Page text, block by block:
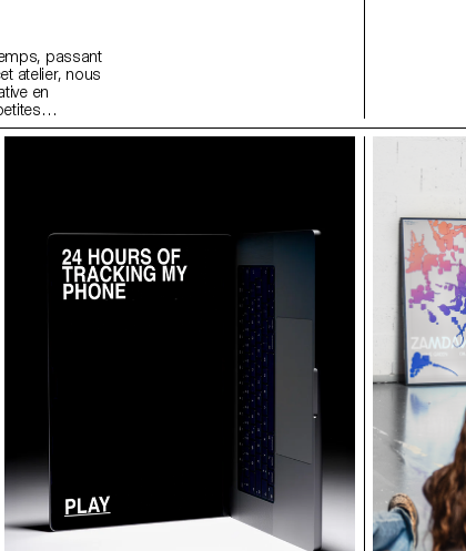
passant
atelier, nous
en
la
sous-